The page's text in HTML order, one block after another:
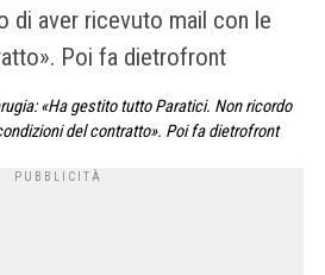
di aver ricevuto mail con le
Poi fa dietrofront
«Ha gestito tutto Paratici. Non ricordo
del contratto». Poi fa dietrofront